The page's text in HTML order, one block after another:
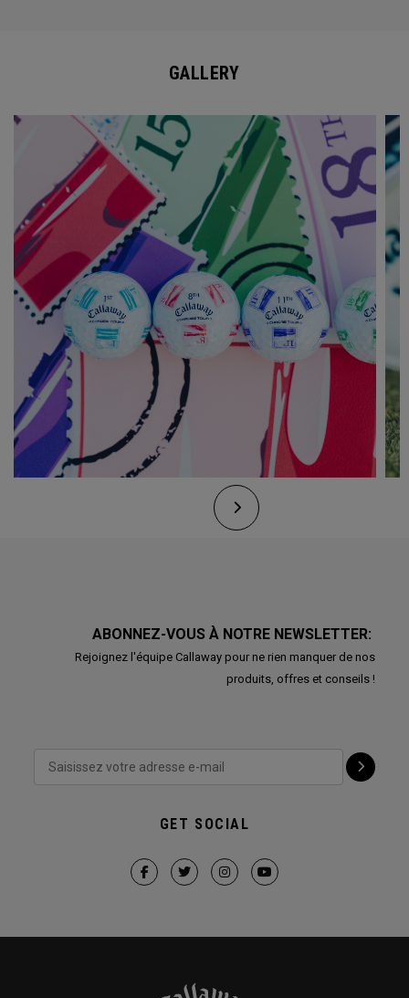
GALLERY
ABONNEZ-VOUS À NOTRE NEWSLETTER:
Rejoignez l'équipe Callaway pour ne rien manquer de nos
produits, offres et conseils !
GET SOCIAL